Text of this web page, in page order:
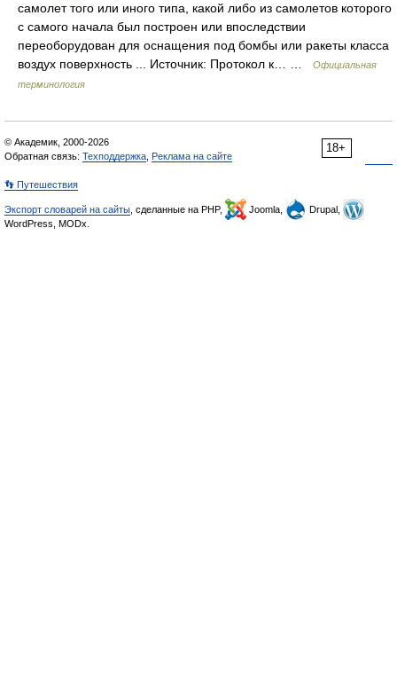
самолет того или иного типа, какой либо из самолетов которого
с самого начала был построен или впоследствии
переоборудован для оснащения под бомбы или ракеты класса
воздух поверхность ... Источник: Протокол к… …
Официальная
терминология
18+
© Академик, 2000-2026
Обратная связь: Техподдержка Реклама на сайте
👣 Путешествия
Экспорт словарей на сайты , сделанные на PHP, Joomla,
Drupal,
WordPress, MODx.